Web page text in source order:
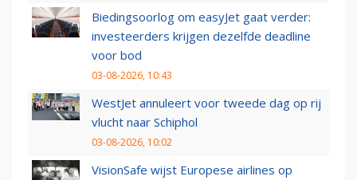
Biedingsoorlog om easyJet gaat verder:
investeerders krijgen dezelfde deadline
voor bod
03-08-2026, 10:43
WestJet annuleert voor tweede dag op rij
vlucht naar Schiphol
03-08-2026, 10:02
VisionSafe wijst Europese airlines op